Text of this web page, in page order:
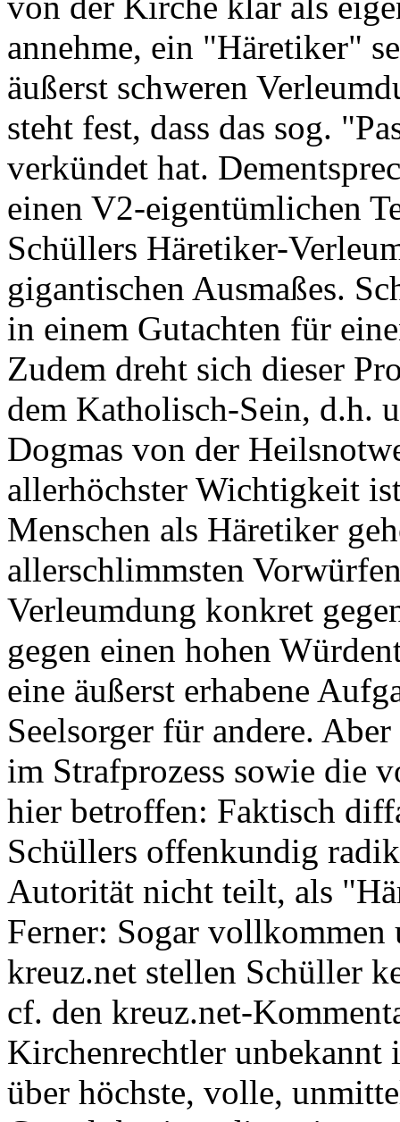
annehme, ein "Häretiker"
äußerst schweren
steht fest, dass das sog.
verkündet hat.
einen V2-eigentümlichen
Schüllers Häretiker-
gigantischen Ausmaßes.
in einem Gutachten für
Zudem dreht sich dieser
dem Katholisch-Sein, d.h.
Dogmas von der
allerhöchster Wichtigkeit
Menschen als Häretiker
allerschlimmsten
Verleumdung konkret
gegen einen hohen
eine äußerst erhabene
Seelsorger für andere.
im Strafprozess sowie die
hier betroffen: Faktisch
Schüllers offenkundig
Autorität nicht teilt, als
Ferner: Sogar
kreuz.net stellen Schüller
cf. den kreuz.net-
Kirchenrechtler unbekannt
über höchste, volle,